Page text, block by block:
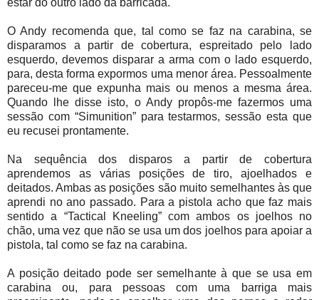
O Andy recomenda que, tal como se faz na carabina, se
disparamos a partir de cobertura, espreitado pelo lado
esquerdo, devemos disparar a arma com o lado esquerdo,
para, desta forma expormos uma menor área. Pessoalmente
pareceu-me que expunha mais ou menos a mesma área.
Quando lhe disse isto, o Andy propôs-me fazermos uma
sessão com “Simunition” para testarmos, sessão esta que
eu recusei prontamente.
Na sequência dos disparos a partir de cobertura
aprendemos as várias posições de tiro, ajoelhados e
deitados. Ambas as posições são muito semelhantes às que
aprendi no ano passado. Para a pistola acho que faz mais
sentido a “Tactical Kneeling” com ambos os joelhos no
chão, uma vez que não se usa um dos joelhos para apoiar a
pistola, tal como se faz na carabina.
A posição deitado pode ser semelhante à que se usa em
carabina ou, para pessoas com uma barriga mais